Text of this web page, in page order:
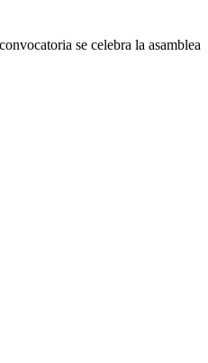
se celebra la asamblea